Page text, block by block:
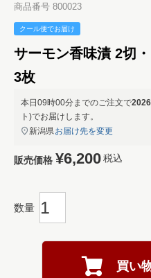
商品番号 800023
クール便でお届け
サーモン香味漬 2切
3枚
本日09時00分までのご注文で
ト)でお届けします。
新潟県 お届け先を変更
販売価格 ¥6,200税込
買い